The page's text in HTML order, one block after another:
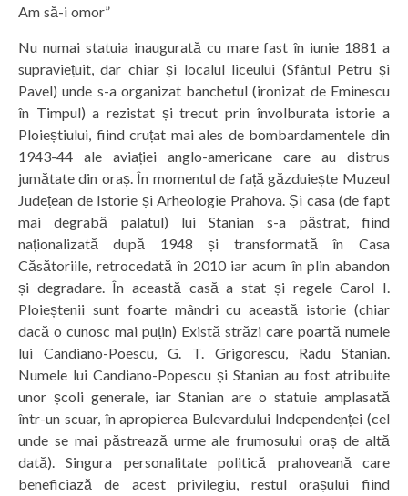
Am să-i omor”
Nu numai statuia inaugurată cu mare fast în iunie 1881 a
supraviețuit, dar chiar și localul liceului (Sfântul Petru și
Pavel) unde s-a organizat banchetul (ironizat de Eminescu
în Timpul) a rezistat și trecut prin învolburata istorie a
Ploieștiului, fiind cruțat mai ales de bombardamentele din
1943-44 ale aviației anglo-americane care au distrus
jumătate din oraș. În momentul de față găzduiește Muzeul
Județean de Istorie și Arheologie Prahova. Și casa (de fapt
mai degrabă palatul) lui Stanian s-a păstrat, fiind
naționalizată după 1948 și transformată în Casa
Căsătoriile, retrocedată în 2010 iar acum în plin abandon
și degradare. În această casă a stat și regele Carol I.
Ploieștenii sunt foarte mândri cu această istorie (chiar
dacă o cunosc mai puțin) Există străzi care poartă numele
lui Candiano-Poescu, G. T. Grigorescu, Radu Stanian.
Numele lui Candiano-Popescu și Stanian au fost atribuite
unor școli generale, iar Stanian are o statuie amplasată
într-un scuar, în apropierea Bulevardului Independenței (cel
unde se mai păstrează urme ale frumosului oraș de altă
dată). Singura personalitate politică prahoveană care
beneficiază de acest privilegiu, restul orașului fiind